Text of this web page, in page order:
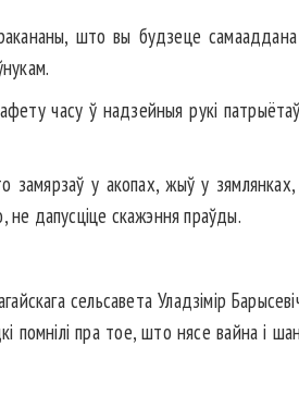
што вы будзеце
часу ў надзейныя рукі
у акопах, жыў у зямлянках,
не дапусціце скажэння праўды.
сельсавета Уладзімір
помнілі пра тое, што нясе вайна і